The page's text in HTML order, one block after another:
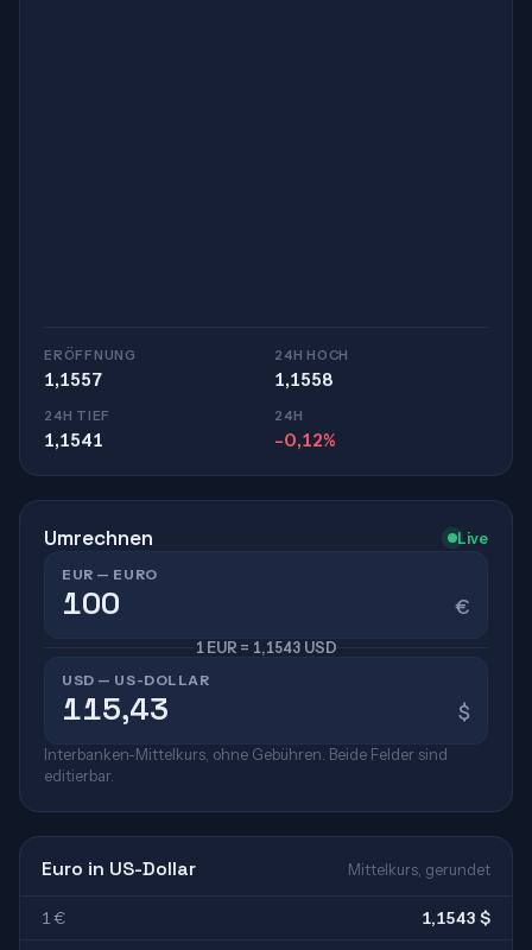
ERÖFFNUNG
1,1557
24H HOCH
1,1558
24H TIEF
1,1541
24H
-0,12%
Umrechnen Live
EUR — EURO
€
1 EUR = 1,1543 USD
USD — US-DOLLAR
$
Interbanken-Mittelkurs, ohne Gebühren. Beide Felder sind
editierbar.
Euro in US-Dollar Mittelkurs, gerundet
1 € 1,1543 $